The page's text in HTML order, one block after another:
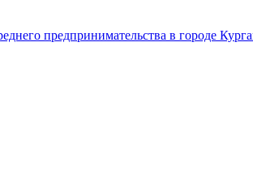
предпринимательства в городе